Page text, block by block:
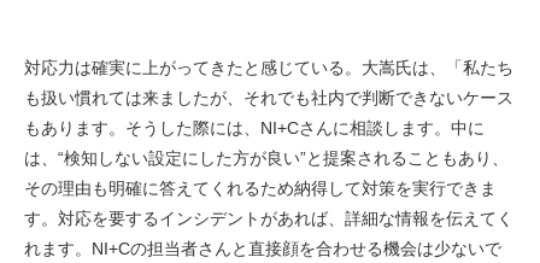
対応力は確実に上がってきたと感じている。大嵩氏は、「私たち
も扱い慣れては来ましたが、それでも社内で判断できないケース
もあります。そうした際には、NI+Cさんに相談します。中に
は、“検知しない設定にした方が良い”と提案されることもあり、
その理由も明確に答えてくれるため納得して対策を実行できま
す。対応を要するインシデントがあれば、詳細な情報を伝えてく
れます。NI+Cの担当者さんと直接顔を合わせる機会は少ないで